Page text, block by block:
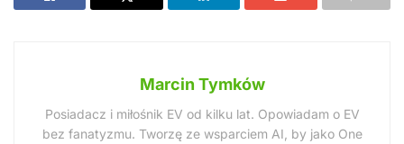
Marcin Tymków
Posiadacz i miłośnik EV od kilku lat. Opowiadam o EV
bez fanatyzmu. Tworzę ze wsparciem AI, by jako One